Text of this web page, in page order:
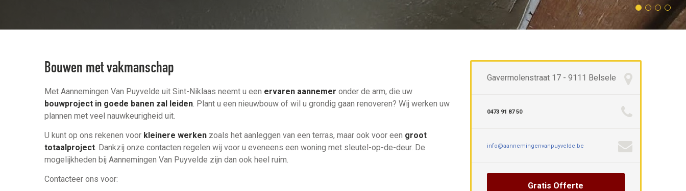
Bouwen met vakmanschap
Met Aannemingen Van Puyvelde uit Sint-Niklaas neemt u een ervaren aannemer onder de arm, die uw
bouwproject in goede banen zal leiden. Plant u een nieuwbouw of wil u grondig gaan renoveren? Wij werken uw
plannen met veel nauwkeurigheid uit.
U kunt op ons rekenen voor kleinere werken zoals het aanleggen van een terras, maar ook voor een groot
totaalproject. Dankzij onze contacten regelen wij voor u eveneens een woning met sleutel-op-de-deur. De
mogelijkheden bij Aannemingen Van Puyvelde zijn dan ook heel ruim.
Contacteer ons voor:
Gavermolenstraat 17 - 9111 Belsele
0473 91 87 50
info@aannemingenvanpuyvelde.be
Gratis Offerte